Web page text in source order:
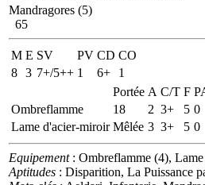
Mandragores (5)
65
M E SV PV CD CO
8 3 7+/5++ 1 6+
1
Portée A C/T F
Ombreflamme
18 2 3+ 5 0
Lame d'acier-miroir Mêlée 3 3+ 5 0
Equipement: Ombreflamme (4),
Aptitudes : Disparition, La Puissance